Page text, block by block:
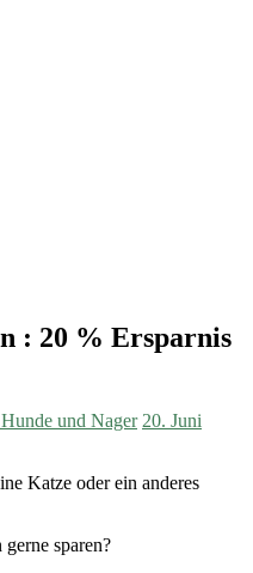
: 20 % Ersparnis
und Nager 20. Juni
Katze oder ein anderes
sparen?